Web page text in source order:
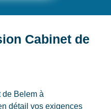
Cabinet de
de Belem à
détail vos exigences